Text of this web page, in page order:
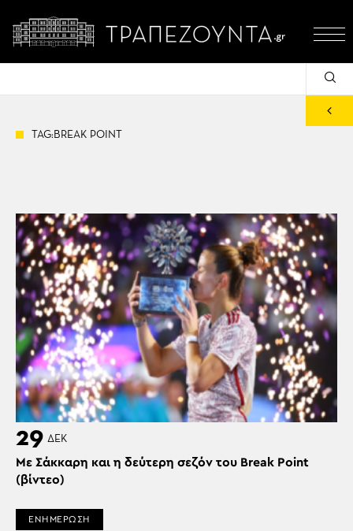
TAG:BREAK POINT
29 ΔΕΚ
Με Σάκκαρη και η δεύτερη σεζόν του Break Point
(βίντεο)
ΕΝΗΜΕΡΩΣΗ